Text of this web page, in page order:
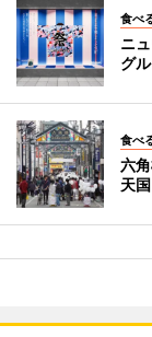
食べ
ニ
グ
食べ
六
天